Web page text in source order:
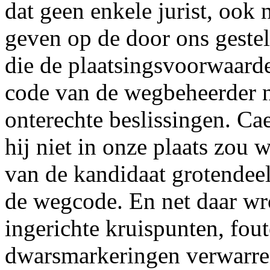
dat geen enkele jurist, ook
geven op de door ons
die de
code van de
onterechte beslissingen.
hij niet in onze plaats zou
van de kandidaat
de wegcode. En net daar
ingerichte kruispunten,
dwarsmarkeringen